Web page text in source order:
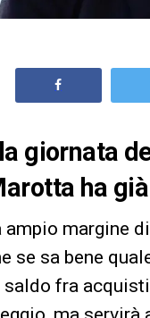
giornata
ha
ampio margine
se sa bene
saldo fra